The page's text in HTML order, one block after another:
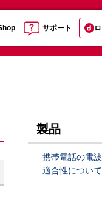
サポート
製品
携帯電話の電
適合性について